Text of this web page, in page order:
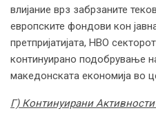
влијание врз забрзаните
европските фондови кон
претпријатијата, НВО
континуирано подобрување
македонската економија во
Г) Континуирани